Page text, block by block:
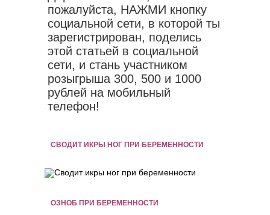
пожалуйста, НАЖМИ кнопку
социальной сети, в которой ты
зарегистрирован, поделись
этой статьей в социальной
сети, и стань участником
розыгрыша 300, 500 и 1000
рублей на мобильный
телефон!
СВОДИТ ИКРЫ НОГ ПРИ БЕРЕМЕННОСТИ
ОЗНОБ ПРИ БЕРЕМЕННОСТИ